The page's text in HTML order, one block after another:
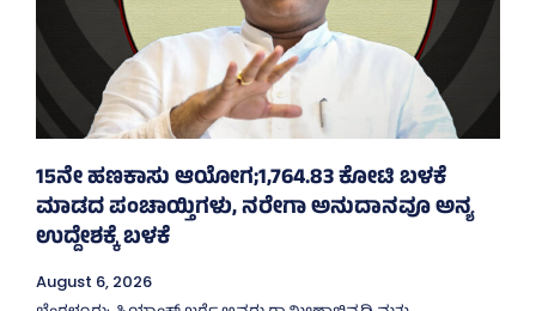
15ನೇ ಹಣಕಾಸು ಆಯೋಗ;1,764.83 ಕೋಟಿ ಬಳಕೆ
ಮಾಡದ ಪಂಚಾಯ್ತಿಗಳು, ನರೇಗಾ ಅನುದಾನವೂ ಅನ್ಯ
ಉದ್ದೇಶಕ್ಕೆ ಬಳಕೆ
August 6, 2026